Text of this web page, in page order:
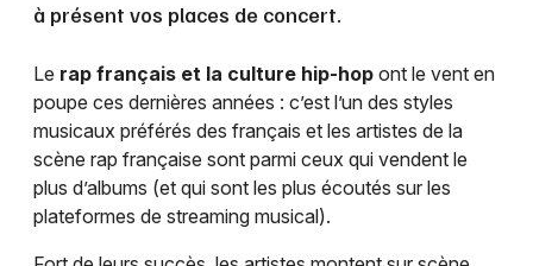
à présent vos places de concert.
Le rap français et la culture hip-hop ont le vent en
poupe ces dernières années : c’est l’un des styles
musicaux préférés des français et les artistes de la
scène rap française sont parmi ceux qui vendent le
plus d’albums (et qui sont les plus écoutés sur les
plateformes de streaming musical).